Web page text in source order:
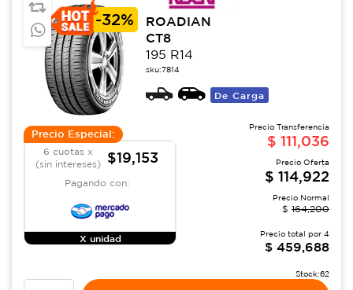
-32%
ROADIAN
CT8
195 R14
sku:7814
De Carga
Precio Especial:
6 cuotas x
(sin intereses)
$19,153
Pagando con:
X unidad
Precio Transferencia
$ 111,036
Precio Oferta
$ 114,922
Precio Normal
$ 164,200
Precio total por 4
$ 459,688
Stock:62